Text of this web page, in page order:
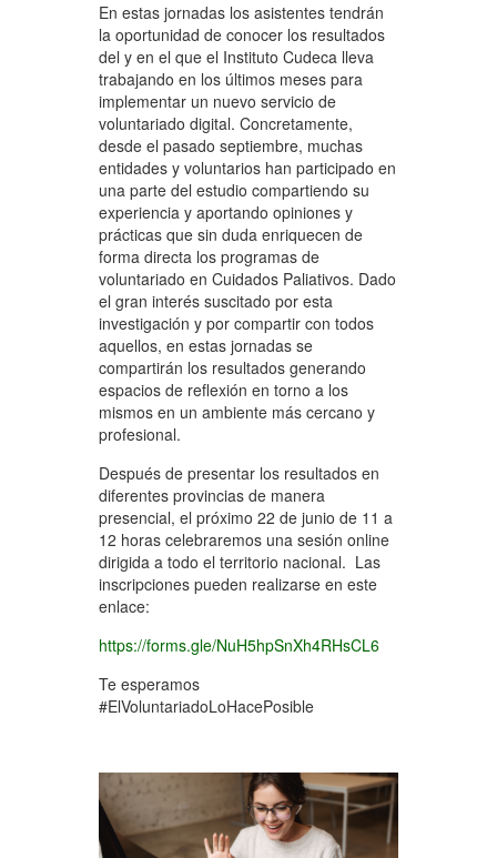
En estas jornadas los asistentes tendrán
la oportunidad de conocer los resultados
del y en el que el Instituto Cudeca lleva
trabajando en los últimos meses para
implementar un nuevo servicio de
voluntariado digital. Concretamente,
desde el pasado septiembre, muchas
entidades y voluntarios han participado en
una parte del estudio compartiendo su
experiencia y aportando opiniones y
prácticas que sin duda enriquecen de
forma directa los programas de
voluntariado en Cuidados Paliativos. Dado
el gran interés suscitado por esta
investigación y por compartir con todos
aquellos, en estas jornadas se
compartirán los resultados generando
espacios de reflexión en torno a los
mismos en un ambiente más cercano y
profesional.
Después de presentar los resultados en
diferentes provincias de manera
presencial, el próximo 22 de junio de 11 a
12 horas celebraremos una sesión online
dirigida a todo el territorio nacional. Las
inscripciones pueden realizarse en este
enlace:
https://forms.gle/NuH5hpSnXh4RHsCL6
Te esperamos
#ElVoluntariadoLoHacePosible